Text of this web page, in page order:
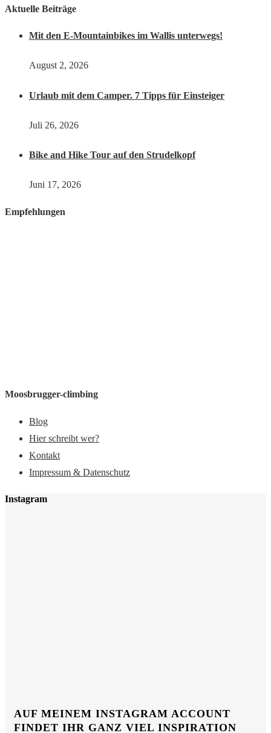
Aktuelle Beiträge
Mit den E-Mountainbikes im Wallis unterwegs!
August 2, 2026
Urlaub mit dem Camper. 7 Tipps für Einsteiger
Juli 26, 2026
Bike and Hike Tour auf den Strudelkopf
Juni 17, 2026
Empfehlungen
Moosbrugger-climbing
Blog
Hier schreibt wer?
Kontakt
Impressum & Datenschutz
Instagram
AUF MEINEM INSTAGRAM ACCOUNT
FINDET IHR GANZ VIEL INSPIRATION